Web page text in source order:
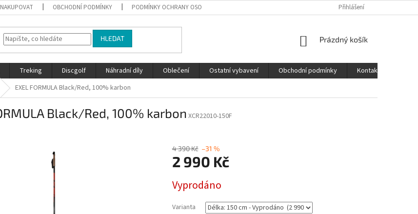
OBCHODNÍ PODMÍNKY PODMÍNKY OCHRANY OSOBNÍCH ÚDAJŮ Přihlášení
HLEDAT
NÁKUPNÍ
Prázdný košík
Treking Discgolf Náhradní díly Oblečení Ostatní vybavení Obchodní podmínky
Kontakty
EXEL FORMULA Black/Red, 100% karbon
Black/Red, 100% karbon XCR22010-150F
4 390 Kč –31 %
2 990 Kč
cena:
Vyprodáno
Varianta